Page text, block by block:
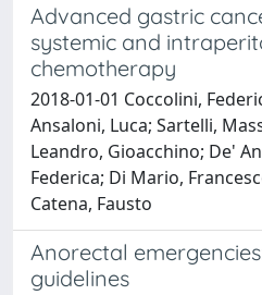
Advanced gastric
systemic and
chemotherapy
2018-01-01 Coccolini,
Ansaloni, Luca; Sartelli,
Leandro, Gioacchino; De'
Federica; Di Mario,
Catena, Fausto
Anorectal
guidelines